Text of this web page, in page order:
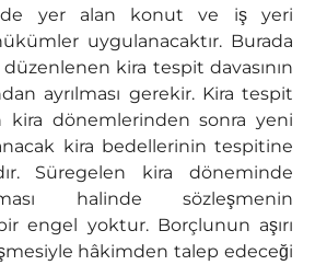
yer alan konut ve iş yeri
uygulanacaktır. Burada
kira tespit davasının
ayrılması gerekir. Kira tespit
kira dönemlerinden sonra yeni
kira bedellerinin tespitine
Süregelen kira döneminde
halinde sözleşmenin
engel yoktur. Borçlunun aşırı
hâkimden talep edeceği